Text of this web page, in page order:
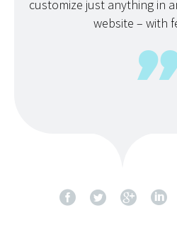
customize just anything in
website – with